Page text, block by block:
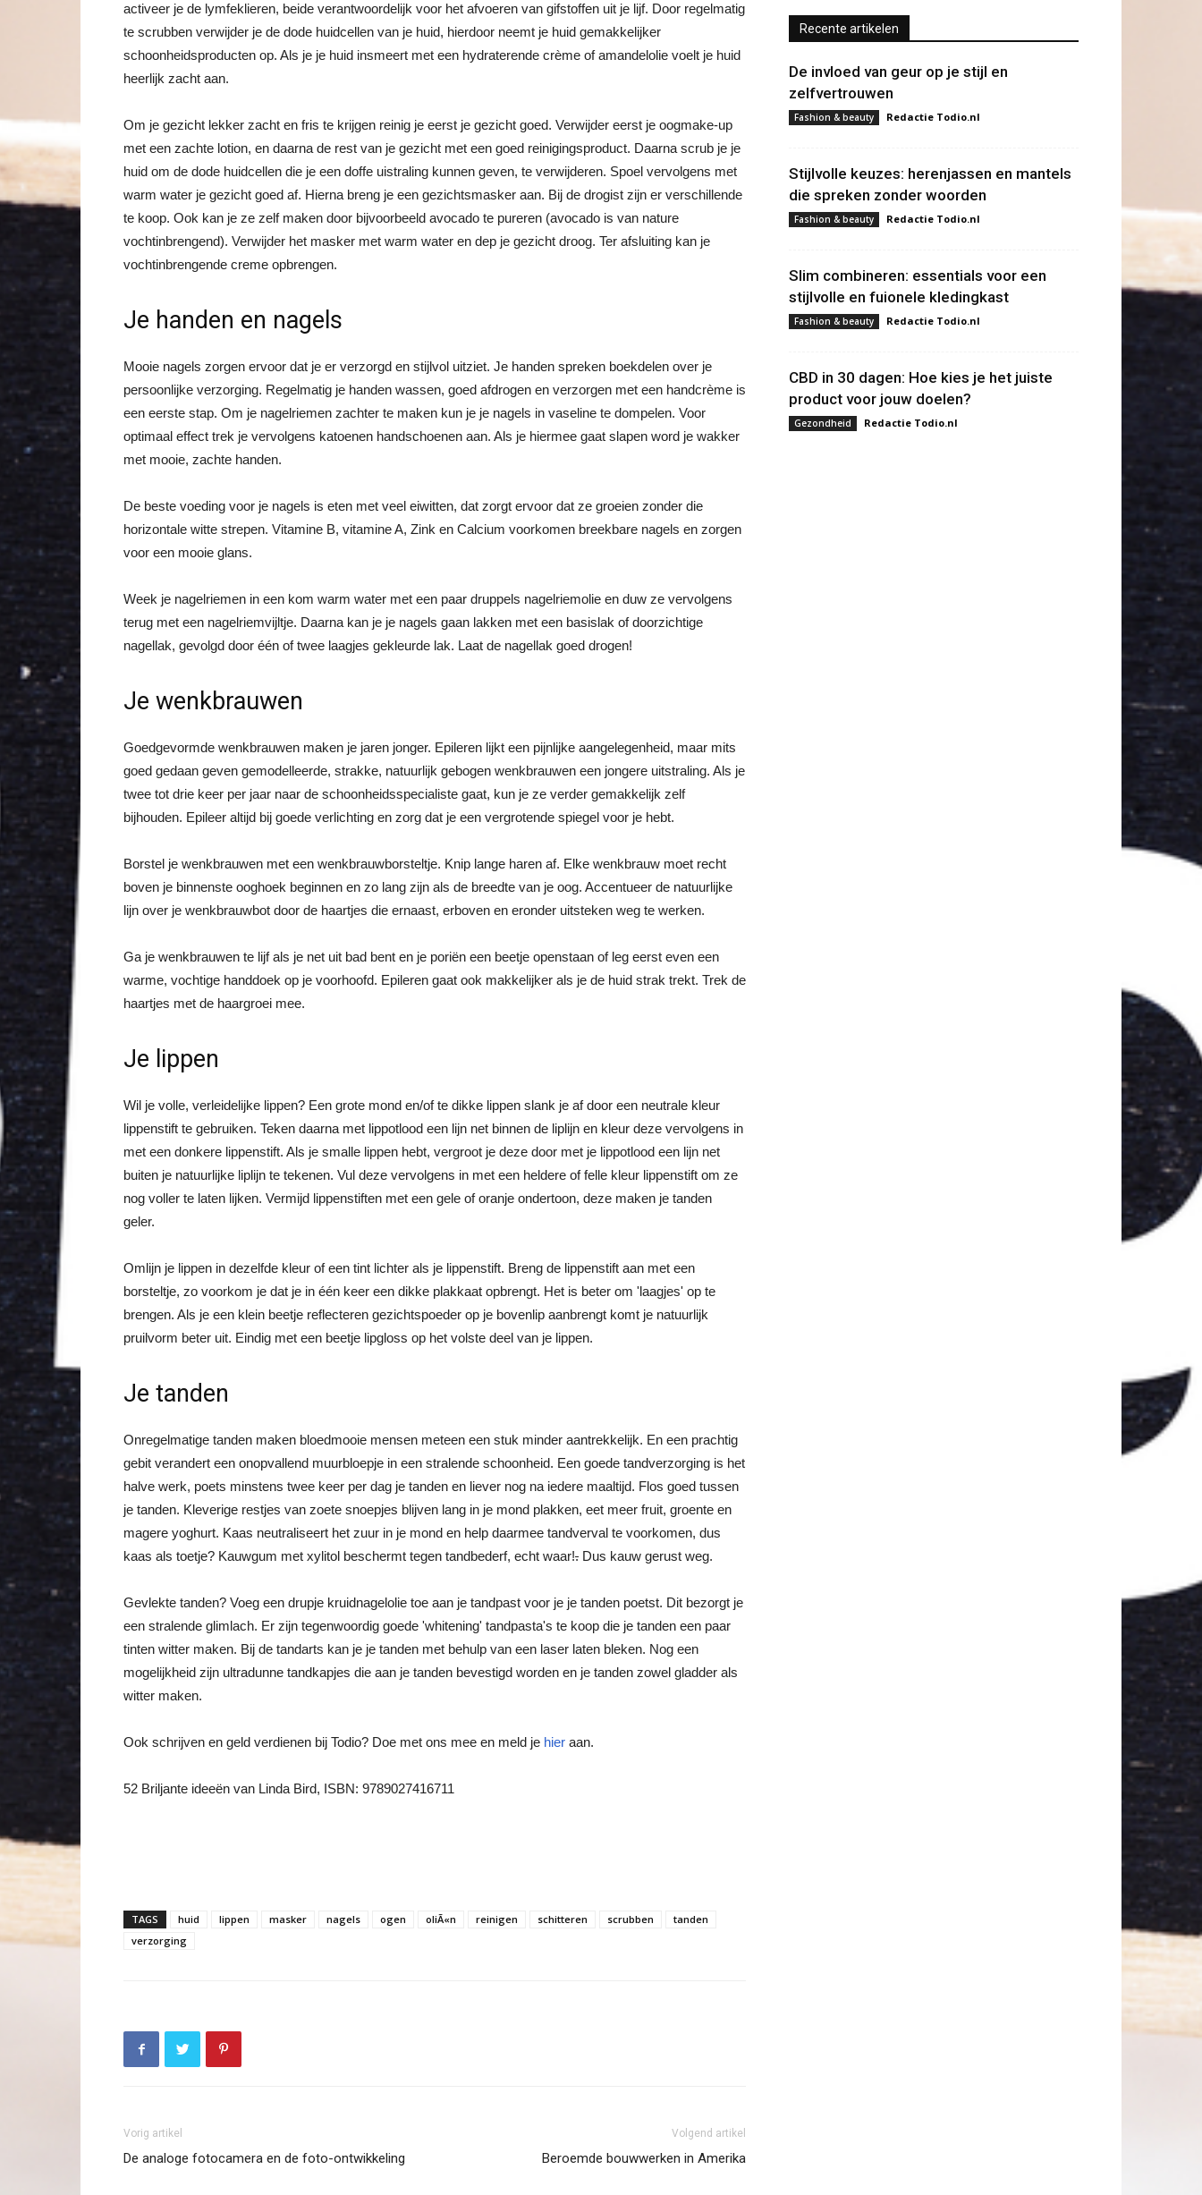
activeer je de lymfeklieren, beide verantwoordelijk voor het afvoeren van gifstoffen uit je lijf. Door regelmatig
te scrubben verwijder je de dode huidcellen van je huid, hierdoor neemt je huid gemakkelijker
schoonheidsproducten op. Als je je huid insmeert met een hydraterende crème of amandelolie voelt je huid
heerlijk zacht aan.
Om je gezicht lekker zacht en fris te krijgen reinig je eerst je gezicht goed. Verwijder eerst je oogmake-up
met een zachte lotion, en daarna de rest van je gezicht met een goed reinigingsproduct. Daarna scrub je je
huid om de dode huidcellen die je een doffe uistraling kunnen geven, te verwijderen. Spoel vervolgens met
warm water je gezicht goed af. Hierna breng je een gezichtsmasker aan. Bij de drogist zijn er verschillende
te koop. Ook kan je ze zelf maken door bijvoorbeeld avocado te pureren (avocado is van nature
vochtinbrengend). Verwijder het masker met warm water en dep je gezicht droog. Ter afsluiting kan je
vochtinbrengende creme opbrengen.
Je handen en nagels
Mooie nagels zorgen ervoor dat je er verzorgd en stijlvol uitziet. Je handen spreken boekdelen over je
persoonlijke verzorging. Regelmatig je handen wassen, goed afdrogen en verzorgen met een handcrème is
een eerste stap. Om je nagelriemen zachter te maken kun je je nagels in vaseline te dompelen. Voor
optimaal effect trek je vervolgens katoenen handschoenen aan. Als je hiermee gaat slapen word je wakker
met mooie, zachte handen.
De beste voeding voor je nagels is eten met veel eiwitten, dat zorgt ervoor dat ze groeien zonder die
horizontale witte strepen. Vitamine B, vitamine A, Zink en Calcium voorkomen breekbare nagels en zorgen
voor een mooie glans.
Week je nagelriemen in een kom warm water met een paar druppels nagelriemolie en duw ze vervolgens
terug met een nagelriemvijltje. Daarna kan je je nagels gaan lakken met een basislak of doorzichtige
nagellak, gevolgd door één of twee laagjes gekleurde lak. Laat de nagellak goed drogen!
Je wenkbrauwen
Goedgevormde wenkbrauwen maken je jaren jonger. Epileren lijkt een pijnlijke aangelegenheid, maar mits
goed gedaan geven gemodelleerde, strakke, natuurlijk gebogen wenkbrauwen een jongere uitstraling. Als je
twee tot drie keer per jaar naar de schoonheidsspecialiste gaat, kun je ze verder gemakkelijk zelf
bijhouden. Epileer altijd bij goede verlichting en zorg dat je een vergrotende spiegel voor je hebt.
Borstel je wenkbrauwen met een wenkbrauwborsteltje. Knip lange haren af. Elke wenkbrauw moet recht
boven je binnenste ooghoek beginnen en zo lang zijn als de breedte van je oog. Accentueer de natuurlijke
lijn over je wenkbrauwbot door de haartjes die ernaast, erboven en eronder uitsteken weg te werken.
Ga je wenkbrauwen te lijf als je net uit bad bent en je poriën een beetje openstaan of leg eerst even een
warme, vochtige handdoek op je voorhoofd. Epileren gaat ook makkelijker als je de huid strak trekt. Trek de
haartjes met de haargroei mee.
Je lippen
Wil je volle, verleidelijke lippen? Een grote mond en/of te dikke lippen slank je af door een neutrale kleur
lippenstift te gebruiken. Teken daarna met lippotlood een lijn net binnen de liplijn en kleur deze vervolgens in
met een donkere lippenstift. Als je smalle lippen hebt, vergroot je deze door met je lippotlood een lijn net
buiten je natuurlijke liplijn te tekenen. Vul deze vervolgens in met een heldere of felle kleur lippenstift om ze
nog voller te laten lijken. Vermijd lippenstiften met een gele of oranje ondertoon, deze maken je tanden
geler.
Omlijn je lippen in dezelfde kleur of een tint lichter als je lippenstift. Breng de lippenstift aan met een
borsteltje, zo voorkom je dat je in één keer een dikke plakkaat opbrengt. Het is beter om 'laagjes' op te
brengen. Als je een klein beetje reflecteren gezichtspoeder op je bovenlip aanbrengt komt je natuurlijk
pruilvorm beter uit. Eindig met een beetje lipgloss op het volste deel van je lippen.
Je tanden
Onregelmatige tanden maken bloedmooie mensen meteen een stuk minder aantrekkelijk. En een prachtig
gebit verandert een onopvallend muurbloepje in een stralende schoonheid. Een goede tandverzorging is het
halve werk, poets minstens twee keer per dag je tanden en liever nog na iedere maaltijd. Flos goed tussen
je tanden. Kleverige restjes van zoete snoepjes blijven lang in je mond plakken, eet meer fruit, groente en
magere yoghurt. Kaas neutraliseert het zuur in je mond en help daarmee tandverval te voorkomen, dus
kaas als toetje? Kauwgum met xylitol beschermt tegen tandbederf, echt waar!. Dus kauw gerust weg.
Gevlekte tanden? Voeg een drupje kruidnagelolie toe aan je tandpast voor je je tanden poetst. Dit bezorgt je
een stralende glimlach. Er zijn tegenwoordig goede 'whitening' tandpasta's te koop die je tanden een paar
tinten witter maken. Bij de tandarts kan je je tanden met behulp van een laser laten bleken. Nog een
mogelijkheid zijn ultradunne tandkapjes die aan je tanden bevestigd worden en je tanden zowel gladder als
witter maken.
Ook schrijven en geld verdienen bij Todio? Doe met ons mee en meld je hier aan.
52 Briljante ideeën van Linda Bird, ISBN: 9789027416711
TAGS huid lippen masker nagels ogen oliÃ«n reinigen schitteren scrubben
tanden
verzorging
Vorig artikel
De analoge fotocamera en de foto-ontwikkeling
Volgend artikel
Beroemde bouwwerken in Amerika
Recente artikelen
De invloed van geur op je stijl en
zelfvertrouwen
Fashion & beauty Redactie Todio.nl
Stijlvolle keuzes: herenjassen en mantels
die spreken zonder woorden
Fashion & beauty Redactie Todio.nl
Slim combineren: essentials voor een
stijlvolle en fuionele kledingkast
Fashion & beauty Redactie Todio.nl
CBD in 30 dagen: Hoe kies je het juiste
product voor jouw doelen?
Gezondheid Redactie Todio.nl